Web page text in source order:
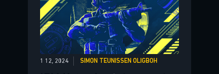
1 12, 2024 SIMON TEUNISSEN OLIGBOH